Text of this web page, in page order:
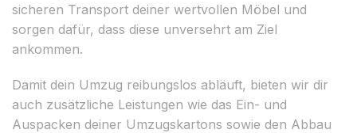
sicheren Transport deiner wertvollen Möbel und
sorgen dafür, dass diese unversehrt am Ziel
ankommen.
Damit dein Umzug reibungslos abläuft, bieten wir dir
auch zusätzliche Leistungen wie das Ein- und
Auspacken deiner Umzugskartons sowie den Abbau